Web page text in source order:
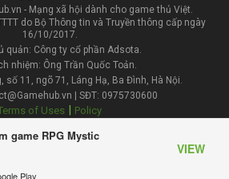
game RPG Mystic
Play
VIEW
- Mạng xã hội dành cho game thủ Việt.
do Bộ Thông tin và Truyền thông cấp ngày
16/10/2017.
quản: Công ty cổ phần Adsota.
nhiệm: Ông Trần Quốc Toản.
số 11, ngõ 71, Láng Hạ, Ba Đình, Hà Nội.
| SĐT: 0975730600
of Uses | Policy
Liên hệ đăng bài